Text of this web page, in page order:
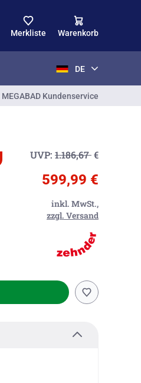
Merkliste Warenkorb
DE
Kundenservice
UVP: 1.186,67€
599,99 €
inkl. MwSt.,
zzgl. Versand